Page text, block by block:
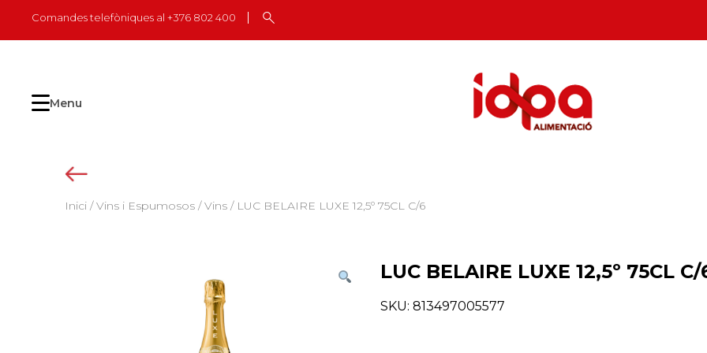
content
Comandes telefòniques al +376 802 400
Menu
Inici /Vins i Espumosos /Vins / LUC BELAIRE LUXE 12,5º 75CL C/6
LUC BELAIRE LUXE 12,5º 75CL C/
SKU: 813497005577